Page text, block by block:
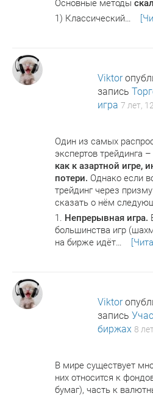
Основные методы
1) Классический…
Viktor
запись
игра 7 лет,
Один из самых
экспертов трейдинга –
как к азартной игре,
потери. Однако если
трейдинг через
сказать о нём
1. Непрерывная игра.
большинства игр
на бирже идёт…
Viktor
запись
биржах 8
В мире существует
них относится к
бумаг), часть к